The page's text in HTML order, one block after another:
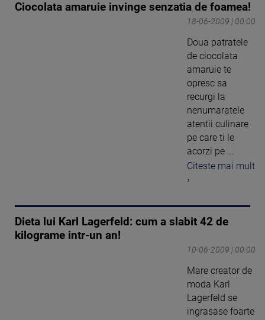
Ciocolata amaruie invinge senzatia de foamea!
18-06-2009 | 00:00
Doua patratele
de ciocolata
amaruie te
opresc sa
recurgi la
nenumaratele
atentii culinare
pe care ti le
acorzi pe ...
Citeste mai mult
›
Dieta lui Karl Lagerfeld: cum a slabit 42 de
kilograme intr-un an!
10-06-2009 | 00:00
Mare creator de
moda Karl
Lagerfeld se
ingrasase foarte